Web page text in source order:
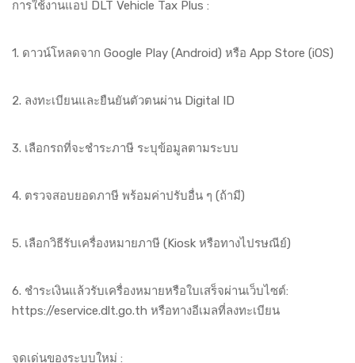
การใช้งานแอป DLT Vehicle Tax Plus :
1. ดาวน์โหลดจาก Google Play (Android) หรือ App Store (iOS)
2. ลงทะเบียนและยืนยันตัวตนผ่าน Digital ID
3. เลือกรถที่จะชำระภาษี ระบุข้อมูลตามระบบ
4. ตรวจสอบยอดภาษี พร้อมค่าปรับอื่น ๆ (ถ้ามี)
5. เลือกวิธีรับเครื่องหมายภาษี (Kiosk หรือทางไปรษณีย์)
6. ชำระเงินแล้วรับเครื่องหมายหรือใบเสร็จผ่านเว็บไซต์:
https://eservice.dlt.go.th หรือทางอีเมลที่ลงทะเบียน
จุดเด่นของระบบใหม่ :